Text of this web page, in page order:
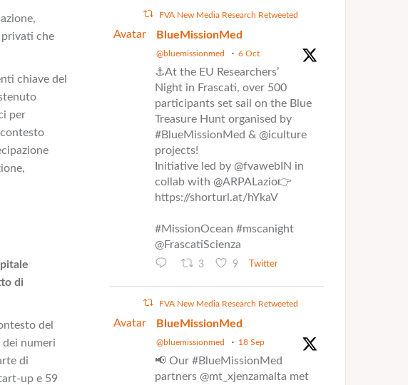
che
chiave del
per
di
del
numeri
di
up e 59
FVA New Media Research Retweeted
Avatar BlueMissionMed
@bluemissionmed · 6 Oct
⚓At the EU Researchers’
Night in Frascati, over 500
participants set sail on the Blue
Treasure Hunt organised by
#BlueMissionMed & @iculture
projects!
Initiative led by @fvawebIN in
collab with @ARPALazio👉
https://shorturl.at/hYkaV
#MissionOcean #mscanight
@FrascatiScienza
3 9 Twitter
FVA New Media Research Retweeted
Avatar BlueMissionMed
@bluemissionmed · 18 Sep
📢 Our #BlueMissionMed
partners @mt_xjenzamalta met